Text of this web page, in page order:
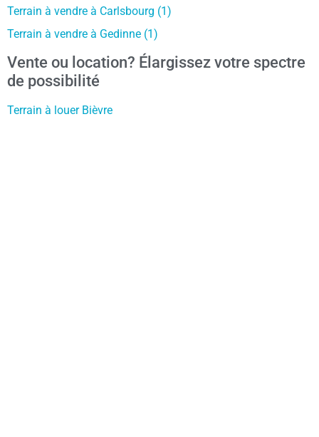
Terrain à vendre à Carlsbourg (1)
Terrain à vendre à Gedinne (1)
Vente ou location? Élargissez votre spectre
de possibilité
Terrain à louer Bièvre